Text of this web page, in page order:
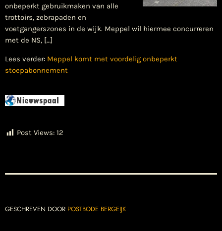
onbeperkt gebruikmaken van alle
trottoirs, zebrapaden en
voetgangerszones in de wijk. Meppel wil hiermee concurreren
met de NS, […]
Lees verder: Meppel komt met voordelig onbeperkt
stoepabonnement
Post Views: 12
GESCHREVEN DOOR POSTBODE BERGEIJK